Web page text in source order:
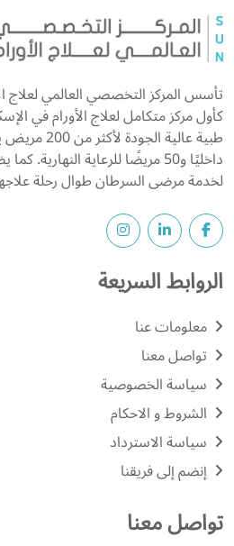
كأول مركز متكامل لعلاج الأورام في
داخليًا و50 مريضًا للرعاية
لخدمة مرضى السرطان طوال رحلة
الروابط السريعة
معلومات عنا
تواصل معنا
سياسة الخصوصية
الشروط و الاحكام
سياسة الاسترداد
إنضم إلى فريقنا
تواصل معنا